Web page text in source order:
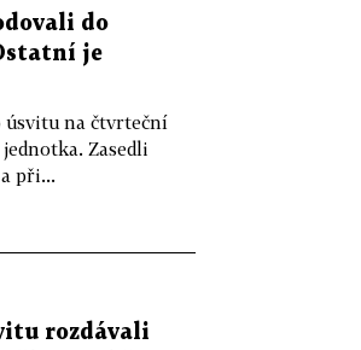
do
je
úsvitu na čtvrteční
Zasedli
při...
rozdávali